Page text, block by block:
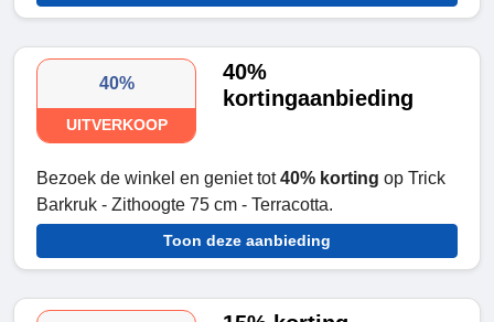
40%
UITVERKOOP
40%
kortingaanbieding
Bezoek de winkel en geniet tot40% korting op Trick
Barkruk - Zithoogte 75 cm - Terracotta.
Toon deze aanbieding